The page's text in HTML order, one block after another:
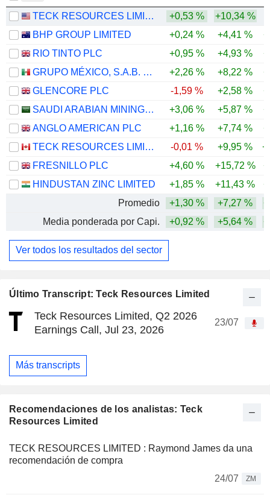
Último Transcript: Teck Resources Limited
Teck Resources Limited, Q2 2026
Earnings Call, Jul 23, 2026
23/07
Más transcripts
Recomendaciones de los analistas: Teck
Resources Limited
TECK RESOURCES LIMITED : Raymond James da una
recomendación de compra
24/07
ZM
TECK RESOURCES LIMITED +0,53 %
+10,34 %
BHP GROUP LIMITED
+0,24 % +4,41 %
RIO TINTO PLC
+0,95 % +4,93 %
GRUPO MÉXICO, S.A.B. DE C.V.
+2,26 % +8,22 %
GLENCORE PLC
-1,59 % +2,58 %
SAUDI ARABIAN MINING COMPANY (MAADEN)
+3,06 % +5,87 %
ANGLO AMERICAN PLC
+1,16 % +7,74 %
TECK RESOURCES LIMITED
-0,01 % +9,95 %
FRESNILLO PLC
+4,60 % +15,72 %
HINDUSTAN ZINC LIMITED
+1,85 % +11,43 %
Promedio
+1,30 % +7,27 %
Media ponderada por Capi.
+0,92 % +5,64 %
Ver todos los resultados del sector